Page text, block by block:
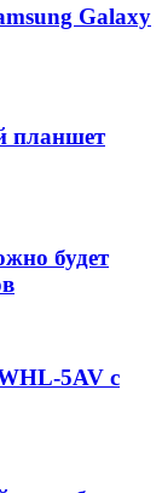
Galaxy
планшет
будет
5AV с